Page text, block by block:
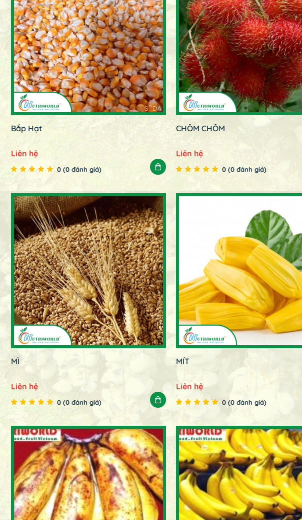
Bắp Hạt
Liên hệ
0 (0 đánh giá)
CHÔM CHÔM
Liên hệ
0 (0 đánh giá)
MÌ
Liên hệ
0 (0 đánh giá)
MÍT
Liên hệ
0 (0 đánh giá)